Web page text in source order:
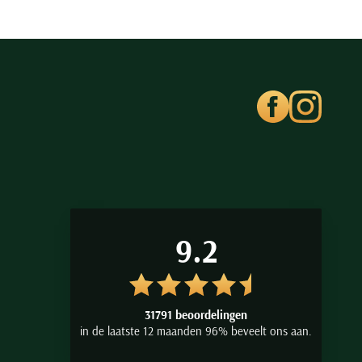
9.2
31791 beoordelingen
in de laatste 12 maanden 96% beveelt ons aan.